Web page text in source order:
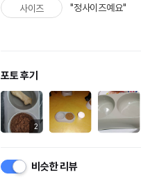
사이즈 "정사이즈예요"
포토 후기
2
비슷한 리뷰